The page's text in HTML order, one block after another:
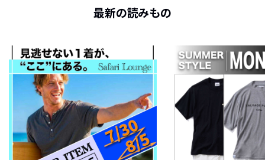
最新の読みもの